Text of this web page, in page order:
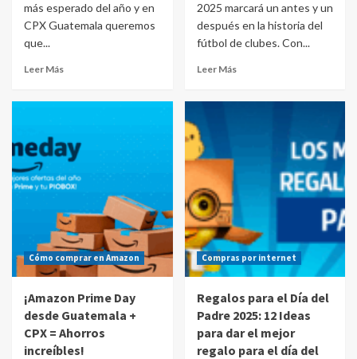
más esperado del año y en
CPX Guatemala queremos
que...
Leer Más
2025 marcará un antes y un
después en la historia del
fútbol de clubes. Con...
Leer Más
Cómo comprar en Amazon
¡Amazon Prime Day
desde Guatemala +
CPX = Ahorros
increíbles!
Compras por internet
Regalos para el Día del
Padre 2025: 12 Ideas
para dar el mejor
regalo para el día del